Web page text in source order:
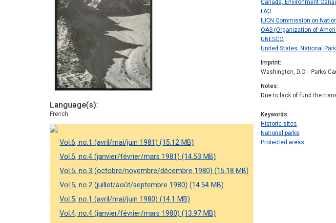
Language(s)
French
Vol.6, no.1 (avril/mai/juin 1981) (15.12 MB)
Vol.5, no.4 (janvier/février/mars 1981) (14.53 MB)
Vol.5, no.3 (octobre/novembre/décembre 1980) (15.18 MB)
Vol.5, no.2 (juillet/août/septembre 1980) (14.54 MB)
Vol.5, no.1 (avril/mai/juin 1980) (14.1 MB)
Vol.4, no.4 (janvier/février/mars 1980) (13.97 MB)
Canada, Environment
FAO
IUCN Commission on
OAS (Organization of
UNESCO
United States, National
Imprint
Washington, D.C. : Parks
Notes
Due to lack of fund the
Keywords
Historic sites
National parks
Protected areas